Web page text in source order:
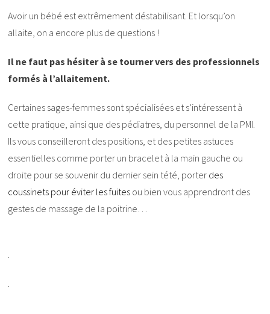
Avoir un bébé est extrêmement déstabilisant. Et lorsqu’on
allaite, on a encore plus de questions !
Il ne faut pas hésiter à se tourner vers des professionnels
formés à l’allaitement.
Certaines sages-femmes sont spécialisées et s’intéressent à
cette pratique, ainsi que des pédiatres, du personnel de la PMI.
Ils vous conseilleront des positions, et des petites astuces
essentielles comme porter un bracelet à la main gauche ou
droite pour se souvenir du dernier sein tété, porter des
coussinets pour éviter les fuites ou bien vous apprendront des
gestes de massage de la poitrine…
.
.